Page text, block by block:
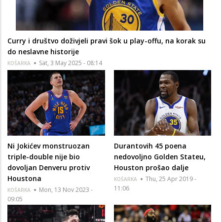
Curry i društvo doživjeli pravi šok u play-offu, na korak su
do neslavne historije
KOŠARKA Sat, 3 May 2025 - 08:14
Ni Jokićev monstruozan
triple-double nije bio
dovoljan Denveru protiv
Houstona
KOŠARKA
Mon, 13 Nov 2023 -
09:05
Durantovih 45 poena
nedovoljno Golden Stateu,
Houston prošao dalje
KOŠARKA
Thu, 25 Apr 2019 -
11:06